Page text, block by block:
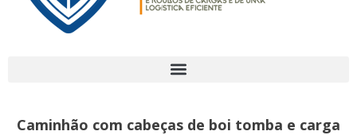
Caminhão com cabeças de boi tomba e carga